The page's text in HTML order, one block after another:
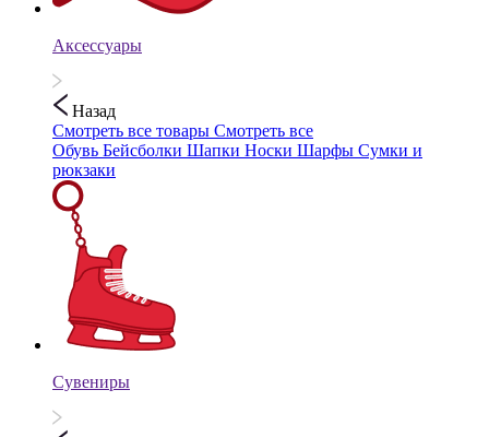
Аксессуары
Назад
Смотреть все товары Смотреть все
Обувь Бейсболки Шапки Носки Шарфы Сумки и
рюкзаки
Сувениры